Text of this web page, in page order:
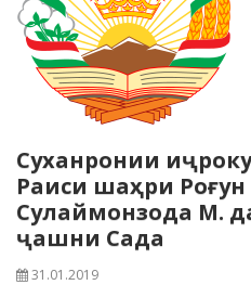
Суханронии
Раиси шаҳри
Сулаймонзода М.
ҷашни Сада
31.01.2019